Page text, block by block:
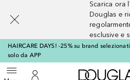
Scarica ora
Douglas e
esclusive e
HAIRCARE DAYS! -25% su brand selezionati
solo da APP
[navigation.slideout.screenreader]